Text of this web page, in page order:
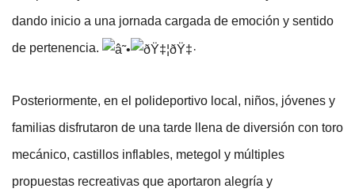
dando inicio a una jornada cargada de emoción y sentido
de pertenencia.
Posteriormente, en el polideportivo local, niños, jóvenes y
familias disfrutaron de una tarde llena de diversión con toro
mecánico, castillos inflables, metegol y múltiples
propuestas recreativas que aportaron alegría y